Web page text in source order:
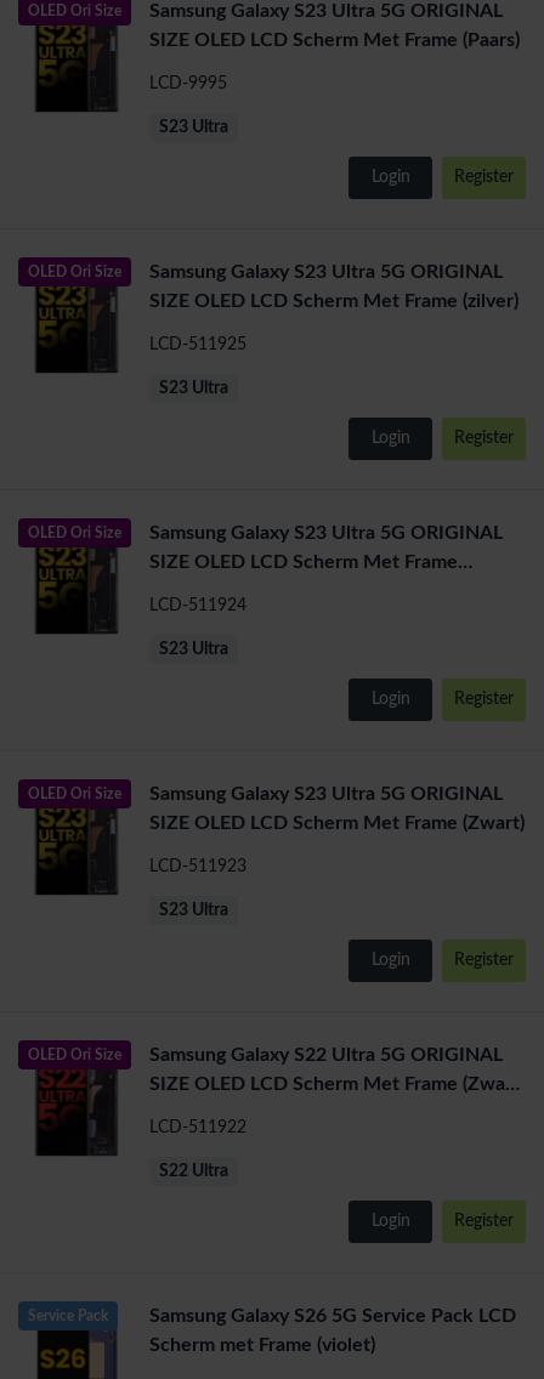
OLED Ori Size
Samsung Galaxy S23 Ultra 5G ORIGINAL
SIZE OLED LCD Scherm Met Frame (Paars)
LCD-9995
S23 Ultra
Login Register
OLED Ori Size
Samsung Galaxy S23 Ultra 5G ORIGINAL
SIZE OLED LCD Scherm Met Frame (zilver)
LCD-511925
S23 Ultra
Login Register
OLED Ori Size
Samsung Galaxy S23 Ultra 5G ORIGINAL
SIZE OLED LCD Scherm Met Frame
LCD-511924
S23 Ultra
Login Register
OLED Ori Size
Samsung Galaxy S23 Ultra 5G ORIGINAL
SIZE OLED LCD Scherm Met Frame (Zwart)
LCD-511923
S23 Ultra
Login Register
OLED Ori Size
Samsung Galaxy S22 Ultra 5G ORIGINAL
SIZE OLED LCD Scherm Met Frame (Zwart
LCD-511922
S22 Ultra
Login Register
Service Pack
Samsung Galaxy S26 5G Service Pack LCD
Scherm met Frame (violet)